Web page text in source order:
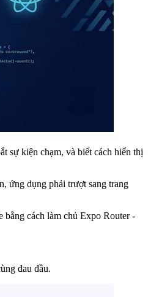
sự kiện chạm, và biết cách hiển thị
ứng dụng phải trượt sang trang
bằng cách làm chủ Expo Router-
đau đầu.